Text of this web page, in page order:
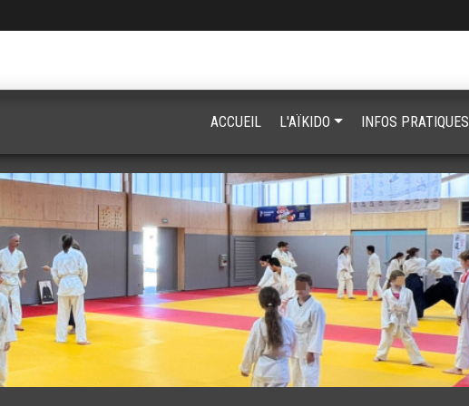
ACCUEIL L'AÏKIDO INFOS PRATIQUES